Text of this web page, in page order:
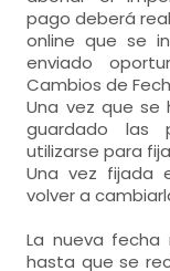
pago deberá
online que se
enviado
Cambios de
Una vez que se
guardado las
utilizarse para
Una vez fijada
volver a
La nueva fecha
hasta que se